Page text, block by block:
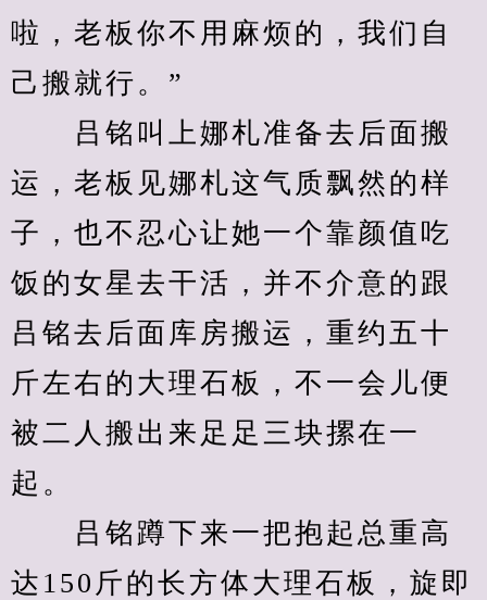
啦，老板你不用麻烦的，我们自
己搬就行。”
吕铭叫上娜札准备去后面搬
运，老板见娜札这气质飘然的样
子，也不忍心让她一个靠颜值吃
饭的女星去干活，并不介意的跟
吕铭去后面库房搬运，重约五十
斤左右的大理石板，不一会儿便
被二人搬出来足足三块摞在一
起。
吕铭蹲下来一把抱起总重高
达150斤的长方体大理石板，旋即